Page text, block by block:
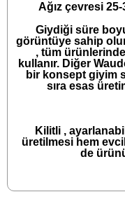
Ağız çevresi
Giydiği süre
görüntüye sahip
, tüm ürünlerinde
kullanır. Diğer
bir konsept giyim
sıra esas
Kilitli ,
üretilmesi hem
de